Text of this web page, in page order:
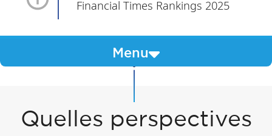
Financial Times Rankings 2025
Menu
Quelles perspectives